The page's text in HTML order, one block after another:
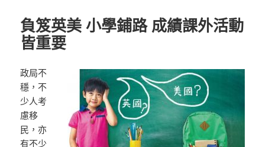
負笈英美 小學鋪路 成績課外活動
皆重要
政局不
穩，不
少人考
慮移
民，亦
有不少